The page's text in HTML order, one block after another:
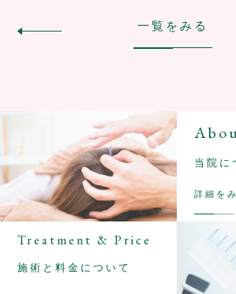
一覧をみる
当院に
詳細を
Treatment & Price
施術と料金について